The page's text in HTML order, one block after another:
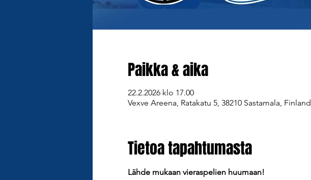
Paikka & aika
22.2.2026 klo 17.00
Vexve Areena, Ratakatu 5, 38210 Sastamala, Finland
Tietoa tapahtumasta
Lähde mukaan vieraspelien huumaan!